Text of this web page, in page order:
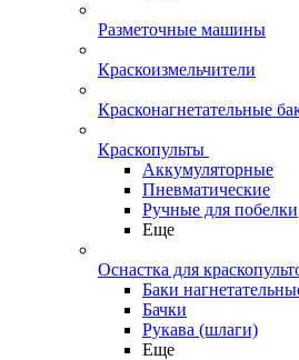
Разметочные машины
Краскоизмельчители
Красконагнетательные
Краскопульты
Аккумуляторные
Пневматические
Ручные для побелки
Еще
Оснастка для
Баки
Бачки
Рукава (шлаги)
Еще